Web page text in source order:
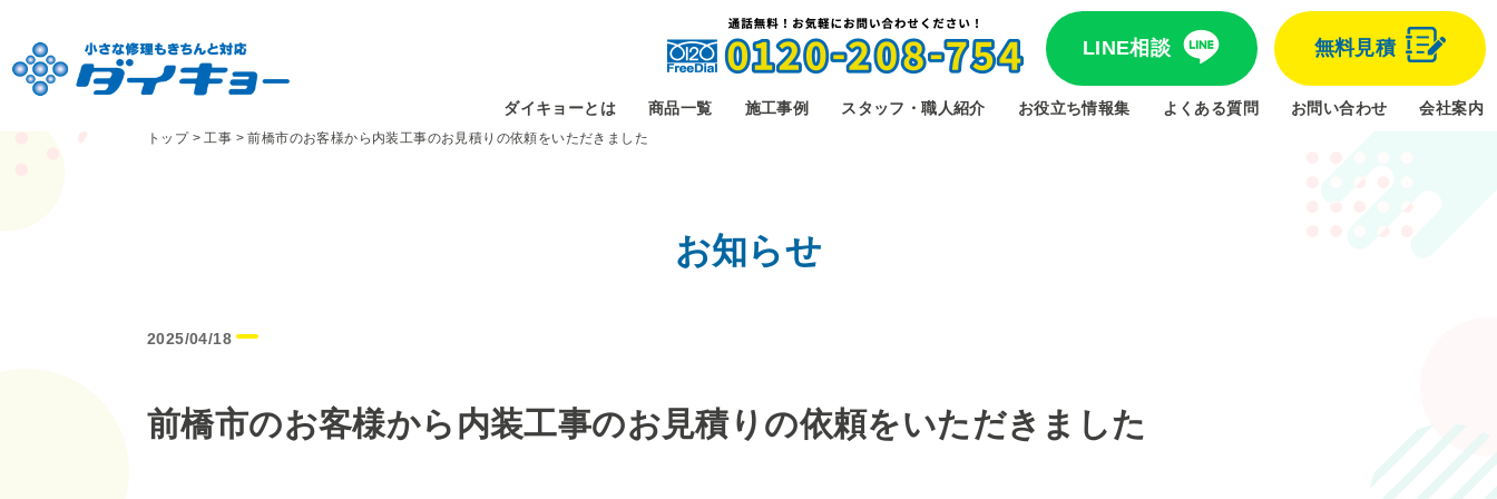
LINE相談 無料見積
ダイキョーとは 商品一覧 施工事例 スタッフ・職人紹介 お役立ち情報集 よくある質問 お問い合わせ 会社案内
トップ>工事 >前橋市のお客様から内装工事のお見積りの依頼をいただきました
お知らせ
2025/04/18
前橋市のお客様から内装工事のお見積りの依頼をいただきました